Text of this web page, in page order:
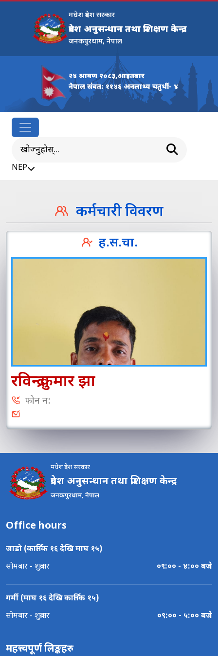
मधेश प्रदेश सरकार
प्रदेश अनुसन्धान तथा प्रशिक्षण केन्द्र
जनकपुरधाम, नेपाल
२४ श्रावण २०८३,आइतबार
नेपाल संवत: ११४६ अनलाथ्य चतुर्थी - ४
NEP
कर्मचारी विवरण
ह.स.चा.
रविन्द्र कुमार झा
फोन न:
मधेश प्रदेश सरकार
प्रदेश अनुसन्धान तथा प्रशिक्षण केन्द्र
जनकपुरधाम, नेपाल
Office hours
जाडो (कार्तिक १६ देखि माघ १५)
सोमबार - शुक्रबार
०९:०० - ४:०० बजे
गर्मी (माघ १६ देखि कार्तिक १५)
सोमबार - शुक्रबार
०९:०० - ५:०० बजे
महत्त्वपूर्ण लिङ्कहरु